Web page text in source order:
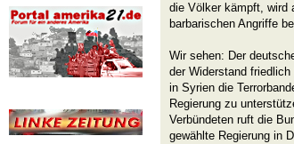
die Völker kämpft, wird
barbarischen Angriffe
Wir sehen: Der
der Widerstand
in Syrien die
Regierung zu
Verbündeten ruft die
gewählte Regierung in